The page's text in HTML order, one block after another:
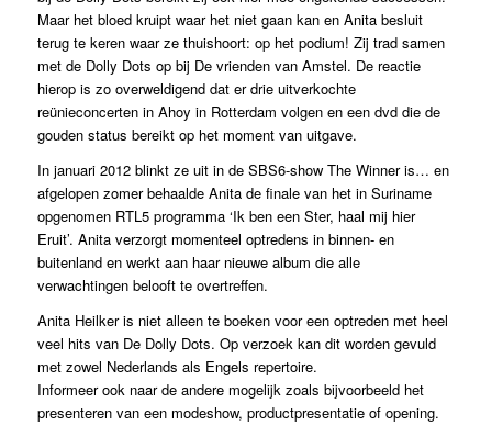
Maar het bloed kruipt waar het niet gaan kan en Anita besluit
terug te keren waar ze thuishoort: op het podium! Zij trad samen
met de Dolly Dots op bij De vrienden van Amstel. De reactie
hierop is zo overweldigend dat er drie uitverkochte
reünieconcerten in Ahoy in Rotterdam volgen en een dvd die de
gouden status bereikt op het moment van uitgave.
In januari 2012 blinkt ze uit in de SBS6-show The Winner is… en
afgelopen zomer behaalde Anita de finale van het in Suriname
opgenomen RTL5 programma ‘Ik ben een Ster, haal mij hier
Eruit’. Anita verzorgt momenteel optredens in binnen- en
buitenland en werkt aan haar nieuwe album die alle
verwachtingen belooft te overtreffen.
Anita Heilker is niet alleen te boeken voor een optreden met heel
veel hits van De Dolly Dots. Op verzoek kan dit worden gevuld
met zowel Nederlands als Engels repertoire.
Informeer ook naar de andere mogelijk zoals bijvoorbeeld het
presenteren van een modeshow, productpresentatie of opening.